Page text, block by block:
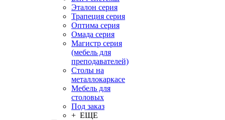
Эталон серия
Трапеция серия
Оптима серия
Омада серия
Магистр серия
(мебель для
преподавателей)
Столы на
металлокаркасе
Мебель для
столовых
Под заказ
+ ЕЩЕ